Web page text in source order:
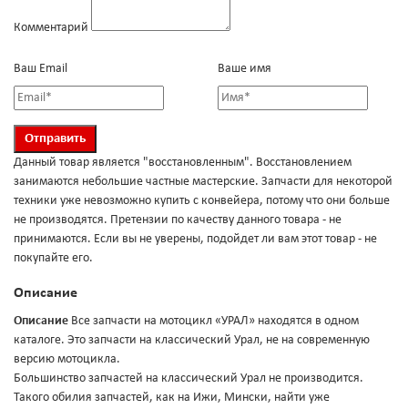
Комментарий
Ваш Email Ваше имя
Данный товар является "восстановленным". Восстановлением
занимаются небольшие частные мастерские. Запчасти для некоторой
техники уже невозможно купить с конвейера, потому что они больше
не производятся. Претензии по качеству данного товара - не
принимаются. Если вы не уверены, подойдет ли вам этот товар - не
покупайте его.
Описание
Описание Все запчасти на мотоцикл «УРАЛ» находятся в одном
каталоге. Это запчасти на классический Урал, не на современную
версию мотоцикла.
Большинство запчастей на классический Урал не производится.
Такого обилия запчастей, как на Ижи, Мински, найти уже